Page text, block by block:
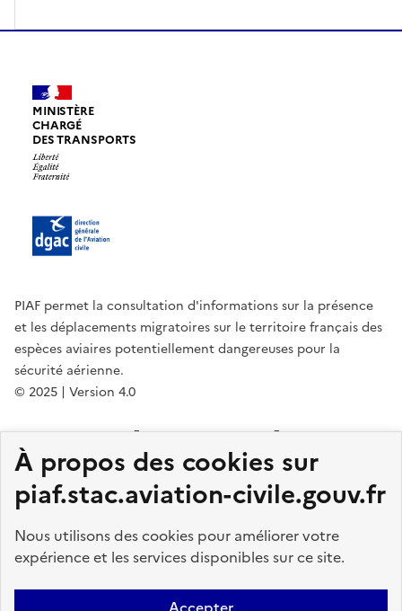
À propos des cookies sur
piaf.stac.aviation-civile.gouv.fr
Nous utilisons des cookies pour améliorer votre
expérience et les services disponibles sur ce site.
MINISTÈRE
CHARGÉ
DES TRANSPORTS
PIAF permet la consultation d'informations sur la présence
et les déplacements migratoires sur le territoire français des
espèces aviaires potentiellement dangereuses pour la
sécurité aérienne.
© 2025 | Version 4.0
legifrance.gouv.fr
gouvernement.fr
service-public.fr
data.gouv.fr
DGAC
STAC
Accueil Contact Mentions légales Plan du site
Accessibilité :
totalement conforme
Notice utilisateur